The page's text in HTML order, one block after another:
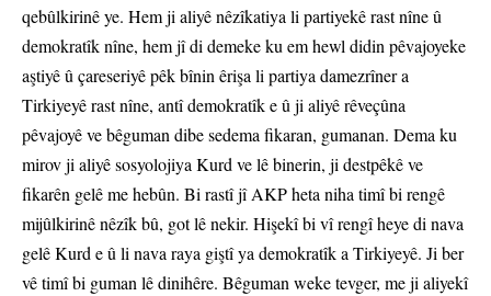
qebûlkirinê ye. Hem ji aliyê nêzîkatiya li partiyekê rast nîne û
demokratîk nîne, hem jî di demeke ku em hewl didin pêvajoyeke
aştiyê û çareseriyê pêk bînin êrişa li partiya damezrîner a
Tirkiyeyê rast nîne, antî demokratîk e û ji aliyê rêveçûna
pêvajoyê ve bêguman dibe sedema fikaran, gumanan. Dema ku
mirov ji aliyê sosyolojiya Kurd ve lê binerin, ji destpêkê ve
fikarên gelê me hebûn. Bi rastî jî AKP heta niha timî bi rengê
mijûlkirinê nêzîk bû, got lê nekir. Hişekî bi vî rengî heye di nava
gelê Kurd e û li nava raya giştî ya demokratîk a Tirkiyeyê. Ji ber
vê timî bi guman lê dinihêre. Bêguman weke tevger, me ji aliyekî